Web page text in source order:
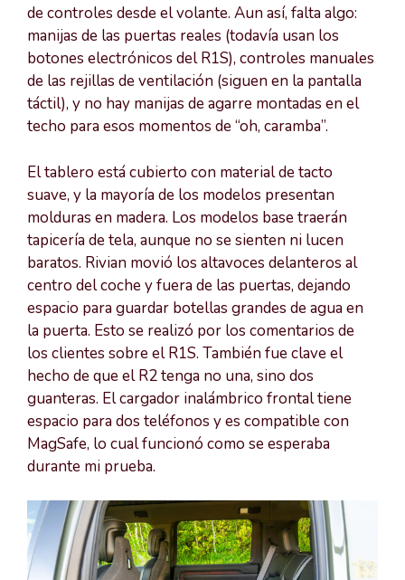
de controles desde el volante. Aun así, falta algo:
manijas de las puertas reales (todavía usan los
botones electrónicos del R1S), controles manuales
de las rejillas de ventilación (siguen en la pantalla
táctil), y no hay manijas de agarre montadas en el
techo para esos momentos de “oh, caramba”.
El tablero está cubierto con material de tacto
suave, y la mayoría de los modelos presentan
molduras en madera. Los modelos base traerán
tapicería de tela, aunque no se sienten ni lucen
baratos. Rivian movió los altavoces delanteros al
centro del coche y fuera de las puertas, dejando
espacio para guardar botellas grandes de agua en
la puerta. Esto se realizó por los comentarios de
los clientes sobre el R1S. También fue clave el
hecho de que el R2 tenga no una, sino dos
guanteras. El cargador inalámbrico frontal tiene
espacio para dos teléfonos y es compatible con
MagSafe, lo cual funcionó como se esperaba
durante mi prueba.